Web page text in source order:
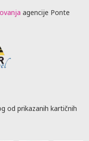
agencije Ponte
od prikazanih kartičnih